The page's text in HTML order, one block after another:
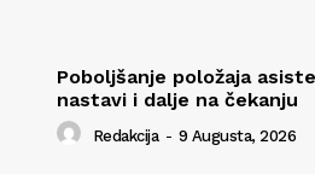
Poboljšanje položaja
nastavi i dalje na čekanju
Redakcija - 9 Augusta, 2026